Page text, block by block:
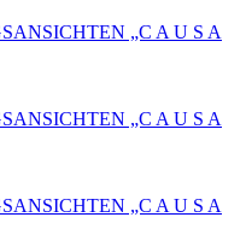
„C A U S A
„C A U S A
„C A U S A